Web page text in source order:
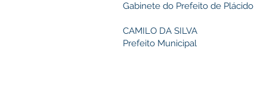
Gabinete do Prefeito de
CAMILO DA SILVA
Prefeito Municipal